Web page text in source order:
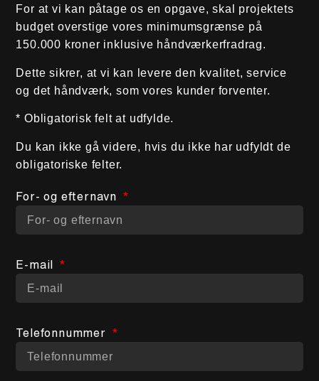
For at vi kan påtage os en opgave, skal projektets
budget overstige vores minimumsgrænse på
150.000 kroner inklusive håndværkerfradrag.
Dette sikrer, at vi kan levere den kvalitet, service
og det håndværk, som vores kunder forventer.
* Obligatorisk felt at udfylde.
Du kan ikke gå videre, hvis du ikke har udfyldt de
obligatoriske felter.
For- og efternavn
E-mail
Telefonnummer